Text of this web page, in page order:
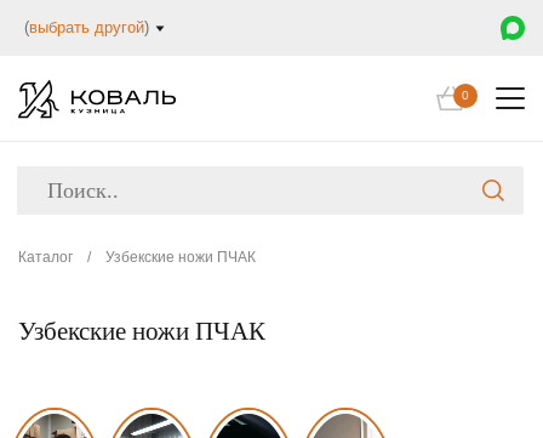
(выбрать другой)
0
Каталог / Узбекские ножи ПЧАК
Узбекские ножи ПЧАК